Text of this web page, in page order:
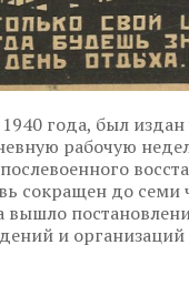
года, был издан
рабочую
сокращен до
вышло
и